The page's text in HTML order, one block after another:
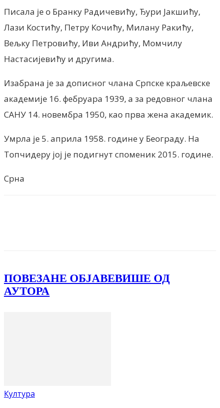
Писала је о Бранку Радичевићу, Ђури Јакшићу,
Лази Костићу, Петру Кочићу, Милану Ракићу,
Вељку Петровићу, Иви Андрићу, Момчилу
Настасијевићу и другима.
Изабрана је за дописног члана Српске краљевске
академије 16. фебруара 1939, а за редовног члана
САНУ 14. новембра 1950, као прва жена академик.
Умрла је 5. априла 1958. године у Београду. На
Топчидеру јој је подигнут споменик 2015. године.
Срна
ПОВЕЗАНЕ ОБЈАВЕВИШЕ ОД
АУТОРА
Култура